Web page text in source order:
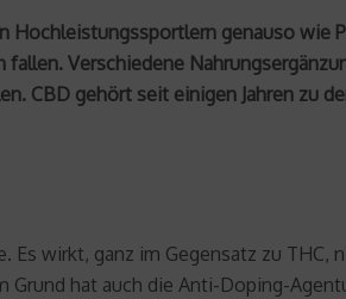
Hochleistungssportlern genauso
fallen. Verschiedene
CBD gehört seit einigen Jahren zu
Es wirkt, ganz im Gegensatz zu
hat auch die Anti-Doping-